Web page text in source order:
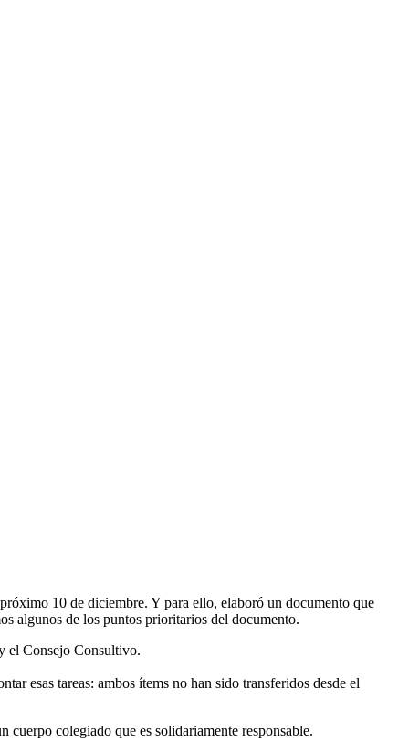
10 de diciembre. Y para ello, elaboró un documento que
algunos de los puntos prioritarios del documento.
el Consejo Consultivo.
esas tareas: ambos ítems no han sido transferidos desde el
colegiado que es solidariamente responsable.